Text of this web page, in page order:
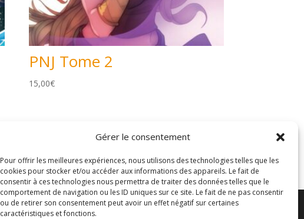
Gérer le consentement
Pour offrir les meilleures expériences, nous utilisons des technologies telles que les
cookies pour stocker et/ou accéder aux informations des appareils. Le fait de
consentir à ces technologies nous permettra de traiter des données telles que le
comportement de navigation ou les ID uniques sur ce site. Le fait de ne pas consentir
ou de retirer son consentement peut avoir un effet négatif sur certaines
caractéristiques et fonctions.
PNJ Tome 2
15,00€